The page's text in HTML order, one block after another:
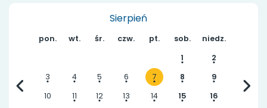
Sierpień
pon. wt. śr. czw. pt. sob.
niedz.
1
2
3
4 5 6 7 8
9
10
11 12 13 14 15
16